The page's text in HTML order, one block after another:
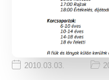
2010.03.03.